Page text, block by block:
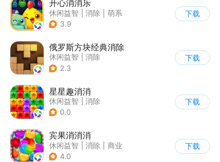
开心消消乐
休闲益智 消除
萌系
| 乐元素
3.9
下载
俄罗斯方块经典消除
休闲益智
消除
| 俄罗斯方块
2.3
下载
星星趣消消
休闲益智
消除
0.0
下载
宾果消消消
休闲益智 消除
商业
| 宾果消消消
4.0
下载